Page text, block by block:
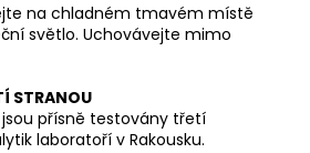
na chladném tmavém místě
světlo. Uchovávejte mimo
STRANOU
přísně testovány třetí
laboratoří v Rakousku.